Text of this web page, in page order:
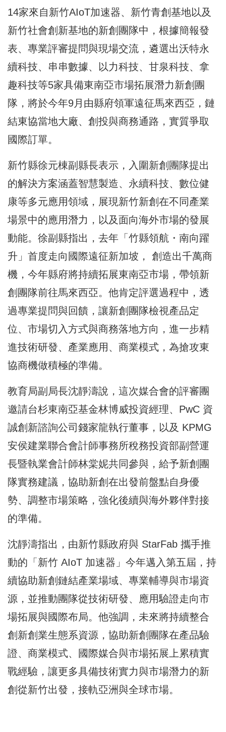
14家來自新竹AIoT加速器、新竹青創基地以及
新竹社會創新基地的新創團隊中，根據簡報發
表、專業評審提問與現場交流，遴選出沃特永
續科技、串串數據、以力科技、甘泉科技、拿
趣科技等5家具備東南亞市場拓展潛力新創團
隊，將於今年9月由縣府領軍遠征馬來西亞，鏈
結東協當地大廠、創投與商務通路，實質爭取
國際訂單。
新竹縣徐元棟副縣長表示，入圍新創團隊提出
的解決方案涵蓋智慧製造、永續科技、數位健
康等多元應用領域，展現新竹新創在不同產業
場景中的應用潛力，以及面向海外市場的發展
動能。徐副縣指出，去年「竹縣領航・南向躍
升」首度走向國際遠征新加坡， 創造出千萬商
機，今年縣府將持續拓展東南亞市場，帶領新
創團隊前往馬來西亞。他肯定評選過程中，透
過專業提問與回饋，讓新創團隊檢視產品定
位、市場切入方式與商務落地方向，進一步精
進技術研發、產業應用、商業模式，為搶攻東
協商機做積極的準備。
教育局副局長沈靜濤說，這次媒合會的評審團
邀請台杉東南亞基金林博威投資經理、PwC 資
誠創新諮詢公司錢家龍執行董事，以及 KPMG
安侯建業聯合會計師事務所稅務投資部副營運
長暨執業會計師林棠妮共同參與，給予新創團
隊實務建議，協助新創在出發前盤點自身優
勢、調整市場策略，強化後續與海外夥伴對接
的準備。
沈靜濤指出，由新竹縣政府與 StarFab 攜手推
動的「新竹 AIoT 加速器」今年邁入第五屆，持
續協助新創鏈結產業場域、專業輔導與市場資
源，並推動團隊從技術研發、應用驗證走向市
場拓展與國際布局。他強調，未來將持續整合
創新創業生態系資源，協助新創團隊在產品驗
證、商業模式、國際媒合與市場拓展上累積實
戰經驗，讓更多具備技術實力與市場潛力的新
創從新竹出發，接軌亞洲與全球市場。